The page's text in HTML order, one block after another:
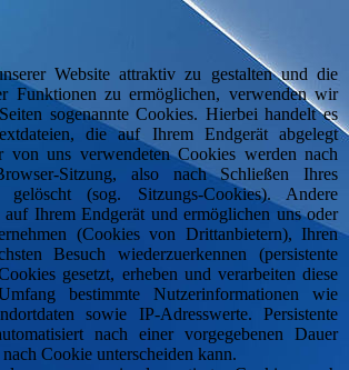
Website attraktiv zu gestalten und die
Funktionen zu ermöglichen, verwenden wir
sogenannte Cookies. Hierbei handelt es
die auf Ihrem Endgerät abgelegt
von uns verwendeten Cookies werden nach
Sitzung, also nach Schließen Ihres
(sog. Sitzungs-Cookies). Andere
Ihrem Endgerät und ermöglichen uns oder
(Cookies von Drittanbietern), Ihren
Besuch wiederzuerkennen (persistente
gesetzt, erheben und verarbeiten diese
bestimmte Nutzerinformationen wie
sowie IP-Adresswerte. Persistente
nach einer vorgegebenen Dauer
Cookie unterscheiden kann.